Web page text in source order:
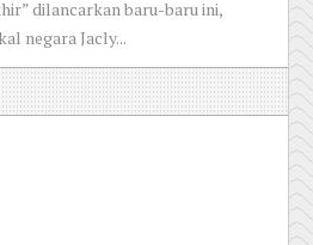
dilancarkan baru-baru ini,
negara Jacly...